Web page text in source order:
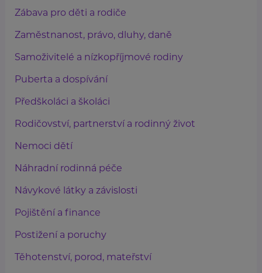
Zábava pro děti a rodiče
Zaměstnanost, právo, dluhy, daně
Samoživitelé a nízkopříjmové rodiny
Puberta a dospívání
Předškoláci a školáci
Rodičovství, partnerství a rodinný život
Nemoci dětí
Náhradní rodinná péče
Návykové látky a závislosti
Pojištění a finance
Postižení a poruchy
Těhotenství, porod, mateřství